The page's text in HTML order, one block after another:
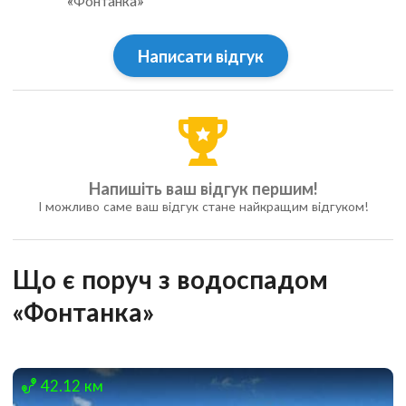
Написати відгук
Напишіть ваш відгук першим!
І можливо саме ваш відгук стане найкращим відгуком!
Що є поруч з водоспадом
«Фонтанка»
42.12 км